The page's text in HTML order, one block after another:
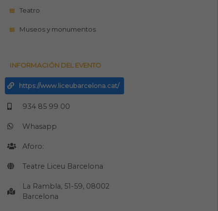
Teatro
Museos y monumentos
INFORMACIÓN DEL EVENTO
https://www.liceubarcelona.cat/
934 85 99 00
Whasapp
Aforo:
Teatre Liceu Barcelona
La Rambla, 51-59, 08002
Barcelona